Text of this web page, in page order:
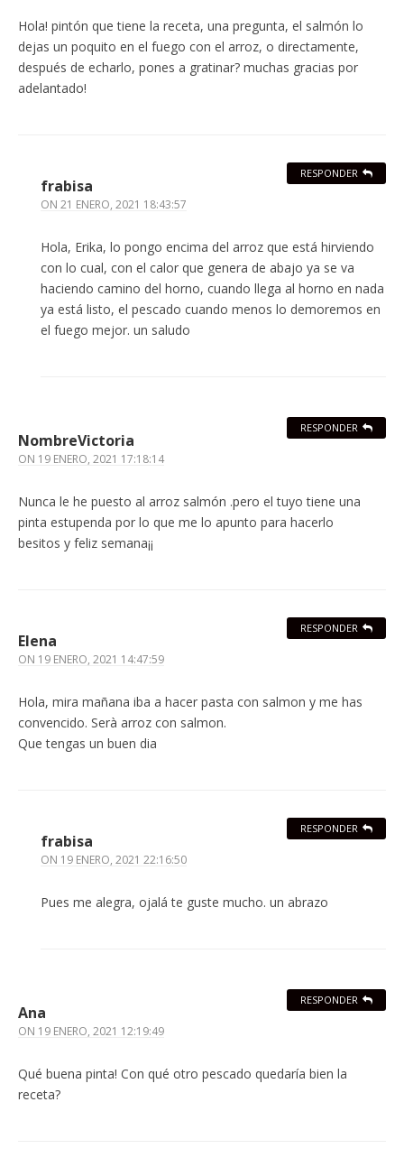
Hola! pintón que tiene la receta, una pregunta, el salmón lo
dejas un poquito en el fuego con el arroz, o directamente,
después de echarlo, pones a gratinar? muchas gracias por
adelantado!
frabisa
ON 21 ENERO, 2021 18:43:57
Hola, Erika, lo pongo encima del arroz que está hirviendo
con lo cual, con el calor que genera de abajo ya se va
haciendo camino del horno, cuando llega al horno en nada
ya está listo, el pescado cuando menos lo demoremos en
el fuego mejor. un saludo
RESPONDER
NombreVictoria
ON 19 ENERO, 2021 17:18:14
Nunca le he puesto al arroz salmón .pero el tuyo tiene una
pinta estupenda por lo que me lo apunto para hacerlo
besitos y feliz semana¡¡
RESPONDER
Elena
ON 19 ENERO, 2021 14:47:59
Hola, mira mañana iba a hacer pasta con salmon y me has
convencido. Serà arroz con salmon.
Que tengas un buen dia
RESPONDER
frabisa
ON 19 ENERO, 2021 22:16:50
Pues me alegra, ojalá te guste mucho. un abrazo
RESPONDER
Ana
ON 19 ENERO, 2021 12:19:49
Qué buena pinta! Con qué otro pescado quedaría bien la
receta?
RESPONDER